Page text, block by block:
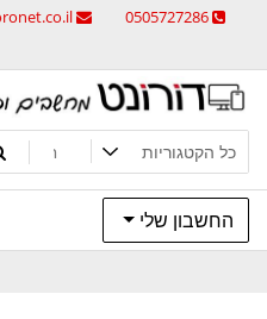
0505727286
דורונט מחשבים
מחשבים וסלולר
החשבון שלי